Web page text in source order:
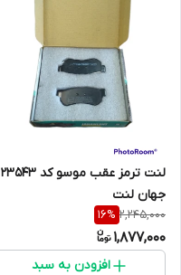
لنت ترمز عقب موسو کد 23543
جهان لنت
2,245,000
16%
1,877,000
افزودن به سبد